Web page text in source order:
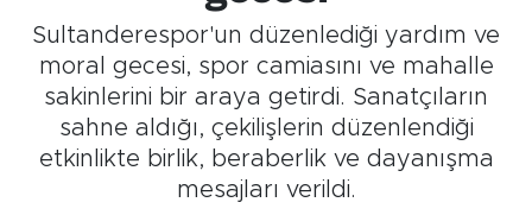
Sultanderespor'un düzenlediği yardım ve
moral gecesi, spor camiasını ve mahalle
sakinlerini bir araya getirdi. Sanatçıların
sahne aldığı, çekilişlerin düzenlendiği
etkinlikte birlik, beraberlik ve dayanışma
mesajları verildi.